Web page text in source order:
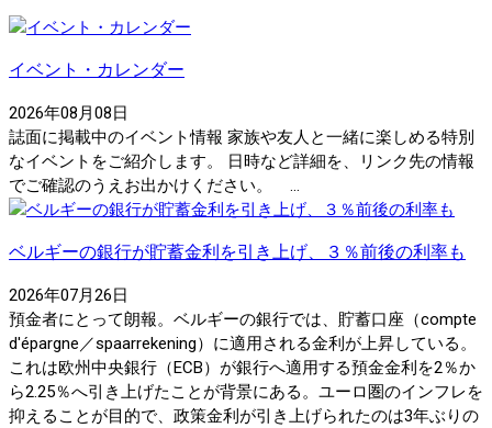
イベント・カレンダー
2026年08月08日
誌面に掲載中のイベント情報 家族や友人と一緒に楽しめる特別
なイベントをご紹介します。 日時など詳細を、リンク先の情報
でご確認のうえお出かけください。 ...
ベルギーの銀行が貯蓄金利を引き上げ、３％前後の利率も
2026年07月26日
預金者にとって朗報。ベルギーの銀行では、貯蓄口座（compte
d'épargne／spaarrekening）に適用される金利が上昇している。
これは欧州中央銀行（ECB）が銀行へ適用する預金金利を2％か
ら2.25％へ引き上げたことが背景にある。ユーロ圏のインフレを
抑えることが目的で、政策金利が引き上げられたのは3年ぶりの